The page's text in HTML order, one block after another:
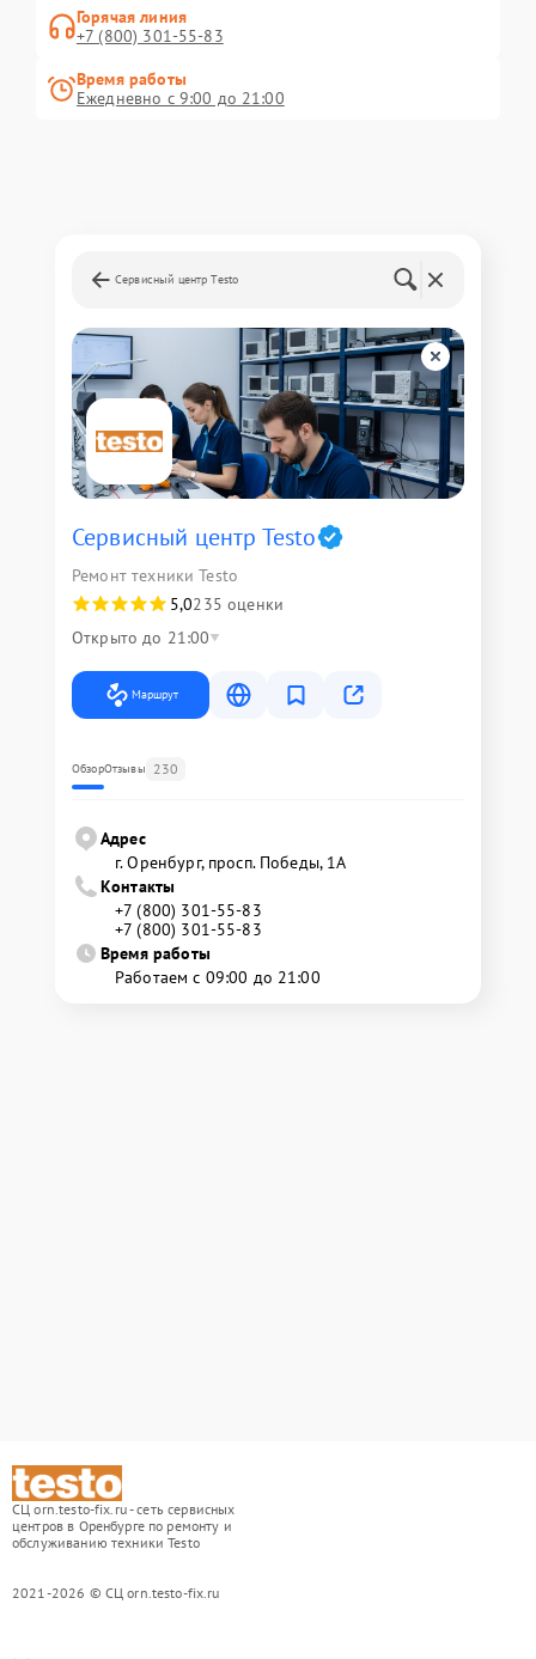
Горячая линия
+7 (800) 301-55-83
Время работы
Ежедневно с 9:00 до 21:00
Сервисный центр Testo
Сервисный центр Testo
Ремонт техники Testo
5,0235 оценки
Открыто до 21:00
Маршрут
ОбзорОтзывы 230
Адрес
г. Оренбург, просп. Победы, 1А
Контакты
+7 (800) 301-55-83
+7 (800) 301-55-83
Время работы
Работаем с 09:00 до 21:00
СЦ orn.testo-fix.ru - сеть сервисных
центров в Оренбурге по ремонту и
обслуживанию техники Testo
2021-2026 © СЦ orn.testo-fix.ru